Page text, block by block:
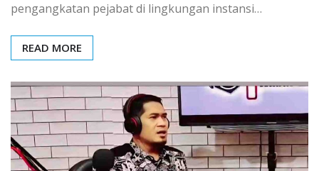
pengangkatan pejabat di lingkungan instansi…
READ MORE